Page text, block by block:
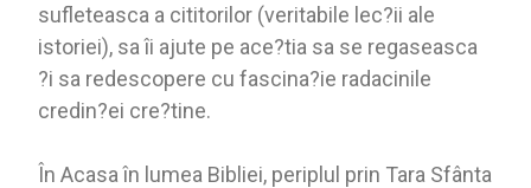
sufleteasca a cititorilor (veritabile lec?ii ale
istoriei), sa îi ajute pe ace?tia sa se regaseasca
?i sa redescopere cu fascina?ie radacinile
credin?ei cre?tine.
În Acasa în lumea Bibliei, periplul prin Tara Sfânta